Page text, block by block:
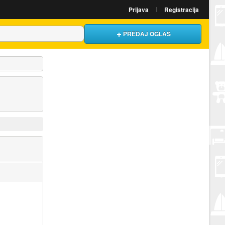
Prijava Registracija
PREDAJ OGLAS